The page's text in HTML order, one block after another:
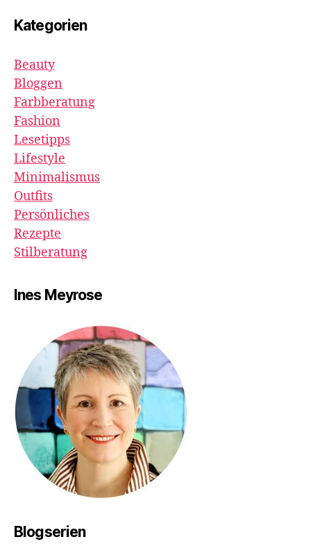
Kategorien
Beauty
Bloggen
Farbberatung
Fashion
Lesetipps
Lifestyle
Minimalismus
Outfits
Persönliches
Rezepte
Stilberatung
Ines Meyrose
Blogserien